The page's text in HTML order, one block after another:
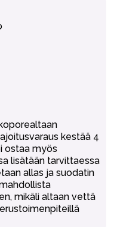
kestää 4
ostaa myös
lisätään tarvittaessa
allas ja suodatin
mikäli altaan vettä